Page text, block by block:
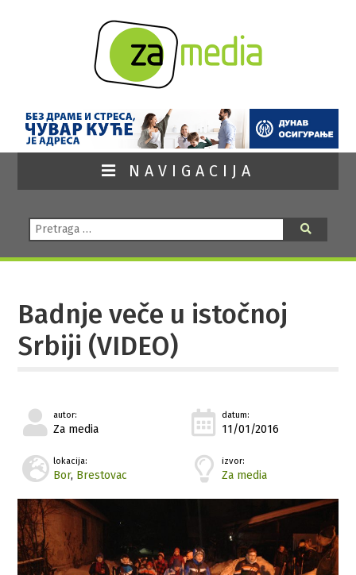
NAVIGACIJA
Pretraga:
Badnje veče u istočnoj
Srbiji (VIDEO)
autor:
Za media
datum:
11/01/2016
lokacija:
Bor, Brestovac
izvor:
Za media